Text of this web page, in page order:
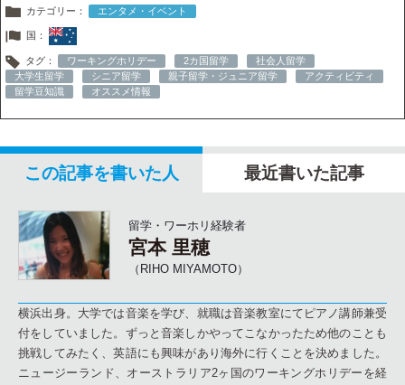
カテゴリー： エンタメ・イベント
国：
タグ： ワーキングホリデー 2カ国留学
社会人留学
大学生留学
シニア留学 親子留学・ジュニア留学
アクティビティ
留学豆知識
オススメ情報
この記事を書いた人 最近書いた記事
留学・ワーホリ経験者
宮本 里穂
（RIHO MIYAMOTO）
横浜出身。大学では音楽を学び、就職は音楽教室にてピアノ講師兼受
付をしていました。ずっと音楽しかやってこなかったため他のことも
挑戦してみたく、英語にも興味があり海外に行くことを決めました。
ニュージーランド、オーストラリア2ヶ国のワーキングホリデーを経